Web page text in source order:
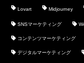
Lovart Midjourney
SNSマーケティング
コンテンツマーケティング
デジタルマーケティング